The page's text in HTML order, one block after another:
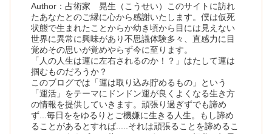
Author：占術家 晃生（こうせい）このサイトに訪れ
たあなたとのご縁に心から感謝いたします。僕は仮死
状態で生まれたことからか幼き頃から目には見えない
世界に異常に興味があり不思議体験多々、直感力に目
覚めその思いが覚めやらず今に至ります。
「人の人生は運に左右されるのか！？」はたして運は
掴むものだろうか？
このブログでは「運は取り込み貯めるもの」という
「運活」をテーマにドンドン運が良くよくなる生き方
の情報を提供していきます。頑張り過ぎずでも諦め
ず...毎日ををゆるりとご機嫌に生きる人生。もし諦め
ることがあるとすれば.....それは頑張ることを諦めるこ